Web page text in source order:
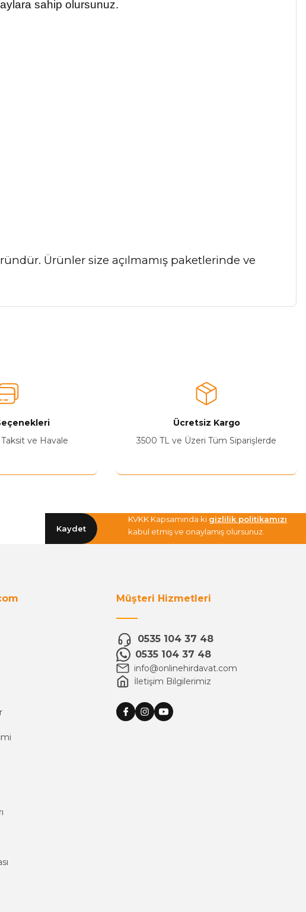
sahip olursunuz.
Ürünler size açılmamış paketlerinde ve
Taksit ve Havale
Ücretsiz Kargo
3500 TL ve Üzeri Tüm Siparişlerde
Kaydet
KVKK Kapsamında ki gizlilik politikamızı
kabul etmiş ve onaylamış olursunuz.
Müşteri Hizmetleri
0535 104 37 48
0535 104 37 48
info@onlinehirdavat.com
İletişim Bilgilerimiz